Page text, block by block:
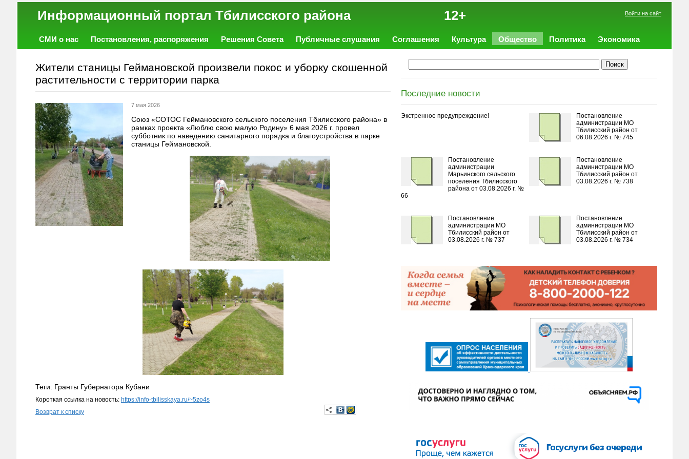
Информационный портал Тбилисского района 12+ Войти на сайт
СМИ о нас Постановления, распоряжения Решения Совета Публичные слушания Соглашения Культура Общество Политика
Экономика
Жители станицы Геймановской произвели покос и уборку скошенной
растительности с территории парка
7 мая 2026
Союз «СОТОС Геймановского сельского поселения Тбилисского района» в
рамках проекта «Люблю свою малую Родину» 6 мая 2026 г. провел
субботник по наведению санитарного порядка и благоустройства в парке
станицы Геймановской.
Теги: Гранты Губернатора Кубани
Короткая ссылка на новость: https://info-tbilisskaya.ru/~5zo4s
Возврат к списку
Последние новости
Экстренное предупреждение!
Постановление
администрации МО
Тбилисский район от
06.08.2026 г. № 745
Постановление
администрации
Марьинского сельского
поселения Тбилисского
района от 03.08.2026 г. №
66
Постановление
администрации МО
Тбилисский район от
03.08.2026 г. № 738
Постановление
администрации МО
Тбилисский район от
03.08.2026 г. № 737
Постановление
администрации МО
Тбилисский район от
03.08.2026 г. № 734